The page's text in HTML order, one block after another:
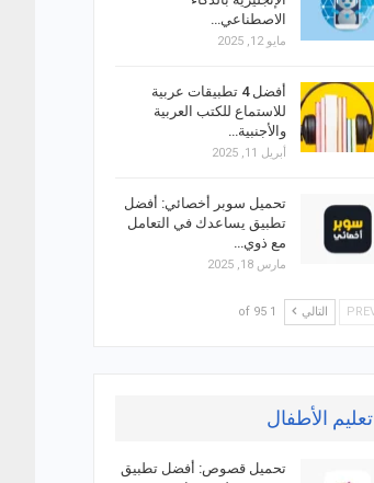
الاصطناعي…
مايو 12, 2025
أفضل 4 تطبيقات عربية
للاستماع للكتب العربية
والأجنبية…
أبريل 11, 2025
تحميل سوبر أخصائي: أفضل
تطبيق يساعدك في التعامل
مع ذوي…
مارس 18, 2025
التالي 1 of 95
تعليم الأطفال
تحميل قصوص: أفضل تطبيق